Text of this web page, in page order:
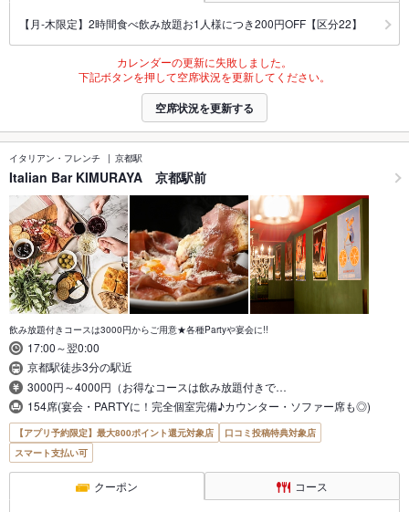
【月‐木限定】2時間食べ飲み放題お1人様につき200円OFF【区分22】
カレンダーの更新に失敗しました。
下記ボタンを押して空席状況を更新してください。
空席状況を更新する
イタリアン・フレンチ 京都駅
Italian Bar KIMURAYA 京都駅前
飲み放題付きコースは3000円からご用意★各種Partyや宴会に!!
17:00～翌0:00
京都駅徒歩3分の駅近
3000円～4000円（お得なコースは飲み放題付きで…
154席(宴会・PARTYに！完全個室完備♪カウンター・ソファー席も◎)
【アプリ予約限定】最大800ポイント還元対象店
口コミ投稿特典対象店
スマート支払い可
クーポン コース